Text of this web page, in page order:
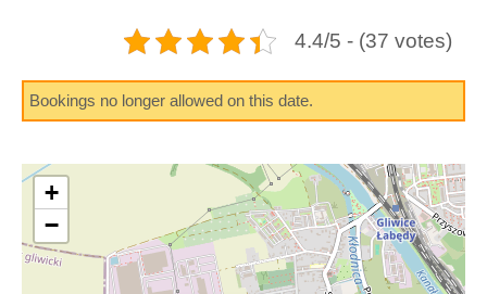
4.4/5 - (37 votes)
Bookings no longer allowed on this date.
+
−